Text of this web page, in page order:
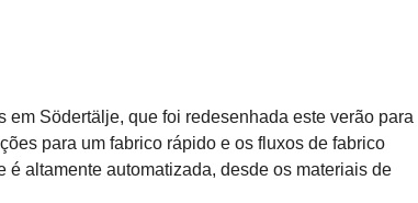
Södertälje, que foi redesenhada este verão para
para um fabrico rápido e os fluxos de fabrico
altamente automatizada, desde os materiais de